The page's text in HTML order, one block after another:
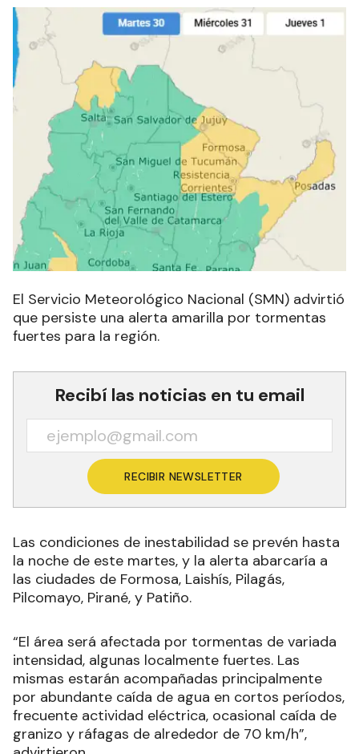
El Servicio Meteorológico Nacional (SMN) advirtió
que persiste una alerta amarilla por tormentas
fuertes para la región.
Recibí las noticias en tu email
RECIBIR NEWSLETTER
Las condiciones de inestabilidad se prevén hasta
la noche de este martes, y la alerta abarcaría a
las ciudades de Formosa, Laishís, Pilagás,
Pilcomayo, Pirané, y Patiño.
“El área será afectada por tormentas de variada
intensidad, algunas localmente fuertes. Las
mismas estarán acompañadas principalmente
por abundante caída de agua en cortos períodos,
frecuente actividad eléctrica, ocasional caída de
granizo y ráfagas de alrededor de 70 km/h”,